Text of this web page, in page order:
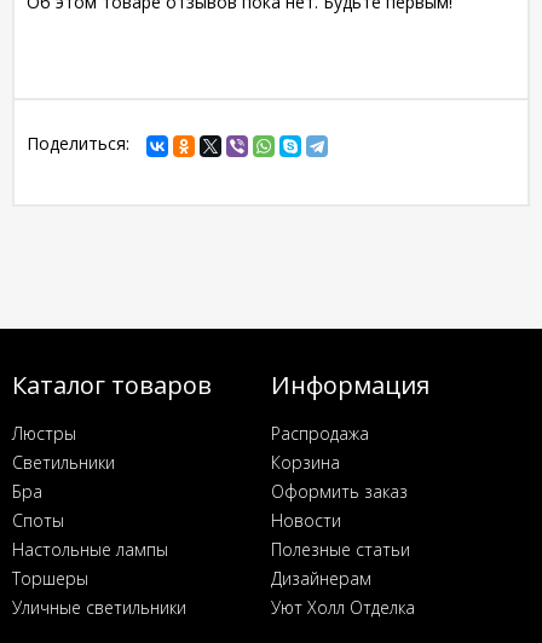
Поделиться:
Каталог товаров
Люстры
Светильники
Бра
Споты
Настольные лампы
Торшеры
Уличные светильники
Информация
Распродажа
Корзина
Оформить заказ
Новости
Полезные статьи
Дизайнерам
Уют Холл Отделка